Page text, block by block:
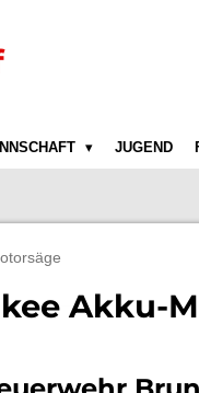
JUGEND
Akku-